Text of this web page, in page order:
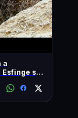
a
sob